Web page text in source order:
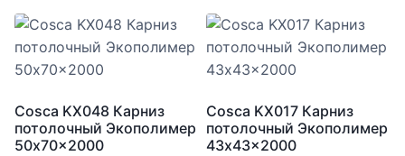
Cosca KX048 Карниз
потолочный Экополимер
50x70x2000
Cosca KX017 Карниз
потолочный Экополимер
43x43x2000